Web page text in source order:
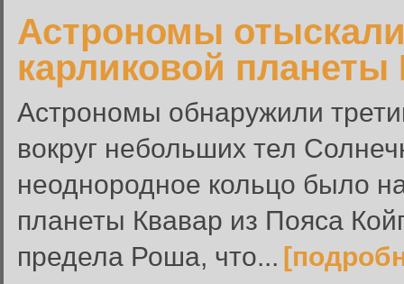
Астрономы
карликовой планеты
Астрономы обнаружили
вокруг небольших тел
неоднородное кольцо было
планеты Квавар из Пояса
предела Роша, что...